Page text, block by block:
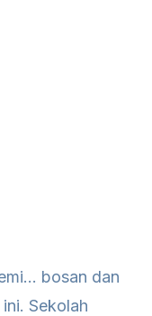
bosan dan
Sekolah